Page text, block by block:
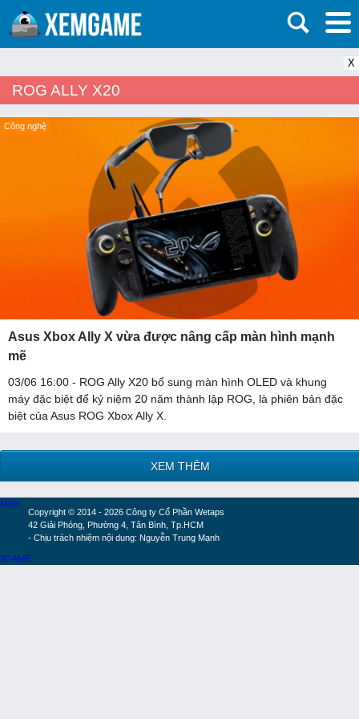
X
ROG ALLY X20
Công nghệ
Asus Xbox Ally X vừa được nâng cấp màn hình mạnh
mẽ
03/06 16:00 - ROG Ally X20 bổ sung màn hình OLED và khung
máy đặc biệt để kỷ niệm 20 năm thành lập ROG, là phiên bản đặc
biệt của Asus ROG Xbox Ally X.
XEM THÊM
Copyright © 2014 - 2026 Công ty Cổ Phần Wetaps
42 Giải Phóng, Phường 4, Tân Bình, Tp.HCM
- Chịu trách nhiệm nội dung: Nguyễn Trung Mạnh
MXH
2GAME